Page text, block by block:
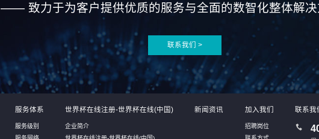
—— 致力于为客户提供优质的服务与全面的数智化整体解
联系我们 >
服务体系
服务级别
世界杯在线注册-世界杯在线(中国)
企业简介
新闻资讯 加入我们
招聘岗位
联系我